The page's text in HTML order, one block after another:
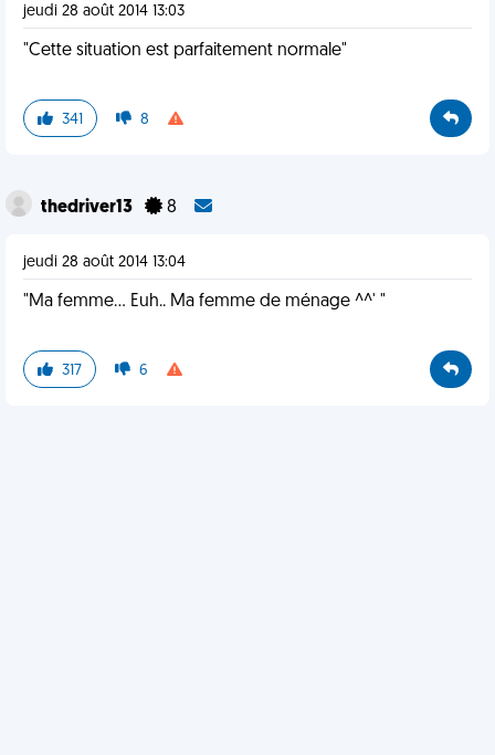
jeudi 28 août 2014 13:03
"Cette situation est parfaitement normale"
341 8
thedriver13 8
jeudi 28 août 2014 13:04
"Ma femme... Euh.. Ma femme de ménage ^^' "
317 6